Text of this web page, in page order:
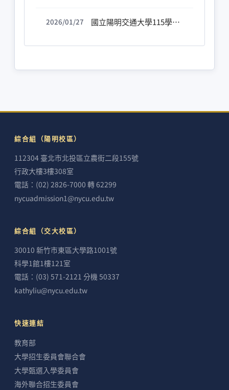
2026/01/27 國立陽明交通大學115學年度四技二專特殊選才入學聯合招生甄審結果公告[115.02.04]
綜合組（陽明校區）
112304 臺北市北投區立農街二段155號
行政大樓3樓308室
電話：(02) 2826-7000 轉 62299
nycuadmission1@nycu.edu.tw
綜合組（交大校區）
30010 新竹市東區大學路1001號
科學1館1樓121室
電話：(03) 571-2121 分機 50337
kathyliu@nycu.edu.tw
快速連結
教育部
大學招生委員會聯合會
大學甄選入學委員會
海外聯合招生委員會